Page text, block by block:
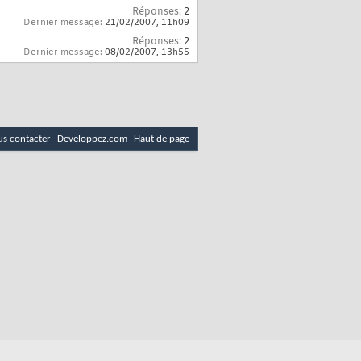
Réponses: 2
Dernier message: 21/02/2007, 11h09
Réponses: 2
Dernier message: 08/02/2007, 13h55
contacter Developpez.com Haut de page